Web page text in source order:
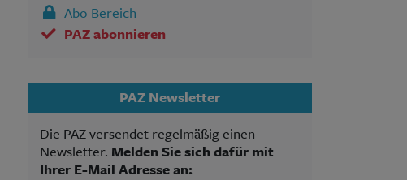
Abo Bereich
PAZ abonnieren
PAZ Newsletter
Die PAZ versendet regelmäßig einen
Newsletter. Melden Sie sich dafür mit
Ihrer E-Mail Adresse an: